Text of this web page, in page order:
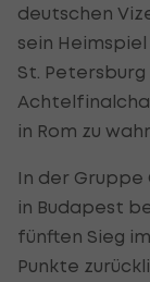
deutschen
sein
St. Petersburg
in Rom zu
In der
in Budapest
fünften Sieg
Punkte